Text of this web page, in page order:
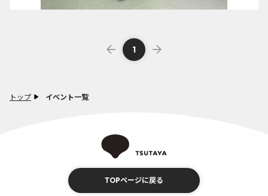
トップ イベント一覧
1
TOPページに戻る